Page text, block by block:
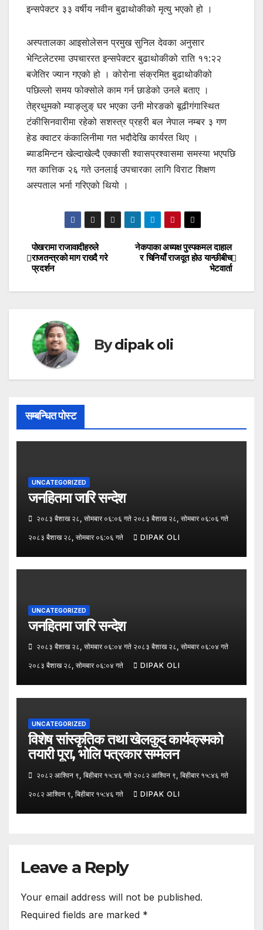
इन्सपेक्टर ३३ वर्षीय नवीन बुढाथोकीको मृत्यु भएको हो ।
अस्पतालका आइसोलेसन प्रमुख सुनिल देवका अनुसार
भेन्टिलेटरमा उपचाररत इन्सपेक्टर बुढाथोकीको राति ११:२२
बजेतिर ज्यान गएको हो । कोरोना संक्रमित बुढाथोकीको
पछिल्लो समय फोक्सोले काम गर्न छाडेको उनले बताए ।
तेह्रथुमको म्याङ्लुङ् घर भएका उनी मोरङको बूढीगंगास्थित
टंकीसिनवारीमा रहेको सशस्त्र प्रहरी बल नेपाल नम्बर ३ गण
हेड क्वाटर कंकालिनीमा गत भदौदेखि कार्यरत थिए ।
ब्याडमिन्टन खेल्दाखेल्दै एक्कासी श्वासप्रश्वासमा समस्या भएपछि
गत कात्तिक २६ गते उनलाई उपचारका लागि विराट शिक्षण
अस्पताल भर्ना गरिएको थियो ।
Post
navigation
नेकपाका अध्यक्ष पुस्पकमल दाहाल
र चिनियाँ राजदूत होउ यान्छीबीच
भेटवार्ता
पोखरामा राजावादीहरुले
राजतन्त्रको माग राख्दै गरे
प्रदर्शन
Bydipak oli
सम्बन्धित पोस्ट
UNCATEGORIZED
जनहितमा जारि सन्देश
२०८३ बैशाख २८, सोमबार ०६:०६ गते २०८३ बैशाख २८, सोमबार ०६:०६ गते
२०८३ बैशाख २८, सोमबार ०६:०६ गते DIPAK OLI
UNCATEGORIZED
जनहितमा जारि सन्देश
२०८३ बैशाख २८, सोमबार ०६:०४ गते २०८३ बैशाख २८, सोमबार ०६:०४ गते
२०८३ बैशाख २८, सोमबार ०६:०४ गते DIPAK OLI
UNCATEGORIZED
विशेष सांस्कृतिक तथा खेलकुद कार्यक्रमको
तयारी पूरा, भोलि पत्रकार सम्मेलन
२०८२ आश्विन ९, बिहीबार १५:४६ गते २०८२ आश्विन ९, बिहीबार १५:४६ गते
२०८२ आश्विन ९, बिहीबार १५:४६ गते DIPAK OLI
Leave a Reply
Your email address will not be published.
Required fields are marked *